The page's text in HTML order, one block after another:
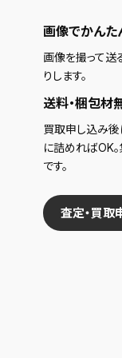
画像でかんた
画像を撮って送
りします。
送料・梱包材
買取申し込み
に詰めればOK
です。
査定・買取